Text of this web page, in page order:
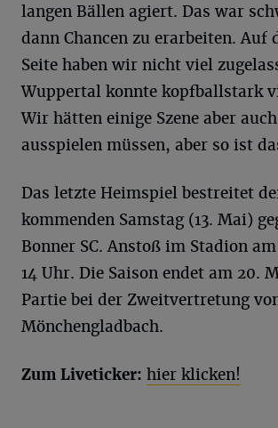
langen Bällen agiert. Das war
dann Chancen zu erarbeiten. Auf
Seite haben wir nicht viel
Wuppertal konnte kopfballstark
Wir hätten einige Szene aber
ausspielen müssen, aber so ist
Das letzte Heimspiel bestreitet
kommenden Samstag (13. Mai)
Bonner SC. Anstoß im Stadion
14 Uhr. Die Saison endet am 20.
Partie bei der Zweitvertretung
Mönchengladbach.
Zum Liveticker: hier klicken!